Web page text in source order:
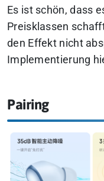
Es ist schön, dass
Preisklassen
den Effekt nicht
Implementierung
Pairing